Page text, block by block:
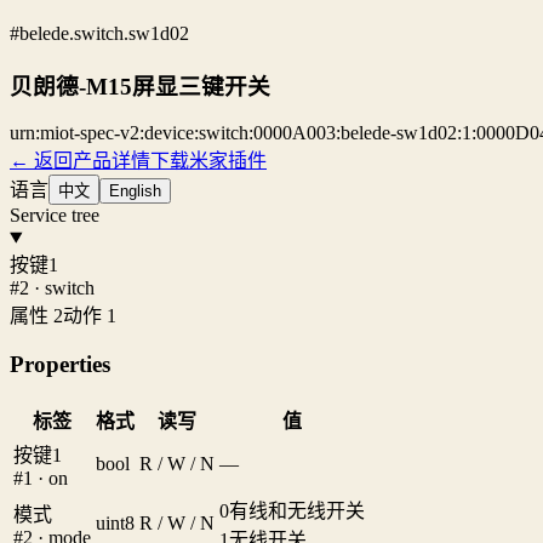
#belede.switch.sw1d02
贝朗德-M15屏显三键开关
urn:miot-spec-v2:device:switch:0000A003:belede-
← 返回产品详情下载米家插件
语言 中文 English
Service tree
按键1
#2 · switch
属性 2动作 1
Properties
标签 格式 读写
值
按键1
#1 · on
bool R / W / N —
模式
#2 · mode
uint8 R / W / N
0有线和无线开关